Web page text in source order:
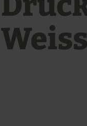
Weiss